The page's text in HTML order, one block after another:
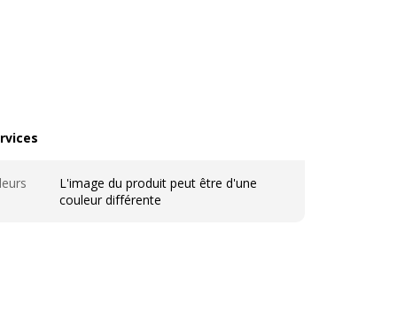
L'image du produit peut être d'une
couleur différente